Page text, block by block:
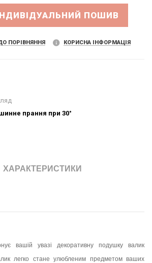
ПОШИВ
ПОРІВНЯННЯ КОРИСНА ІНФОРМАЦІЯ
прання при 30°
ХАРАКТЕРИСТИКИ
вашій увазі декоративну подушку валик
легко стане улюбленим предметом ваших